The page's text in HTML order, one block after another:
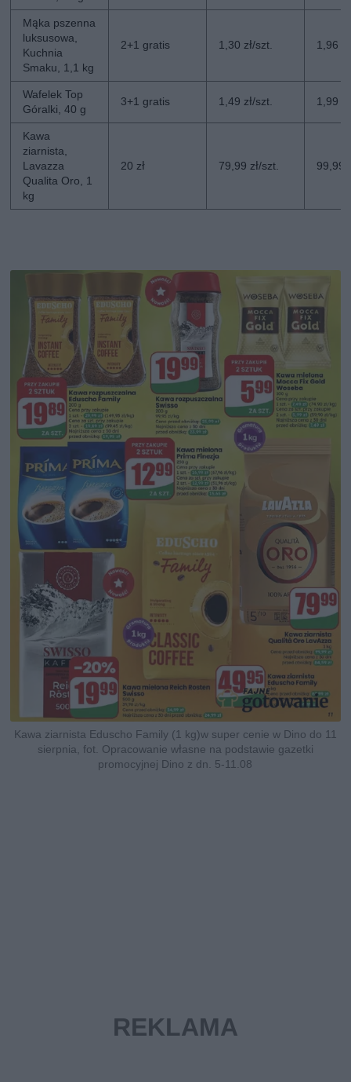
Mąka pszenna
luksusowa,
Kuchnia
Smaku, 1,1 kg
2+1 gratis 1,30 zł/szt. 1,96
Wafelek Top
Góralki, 40 g
3+1 gratis 1,49 zł/szt. 1,99
Kawa
ziarnista,
Lavazza
Qualita Oro, 1
kg
20 zł 79,99 zł/szt. 99,99
Kawa ziarnista Eduscho Family (1 kg)w super cenie w Dino do 11
sierpnia, fot. Opracowanie własne na podstawie gazetki
promocyjnej Dino z dn. 5-11.08